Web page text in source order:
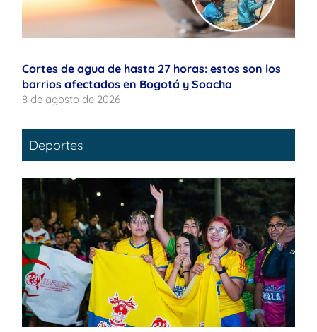
Cortes de agua de hasta 27 horas: estos son los
barrios afectados en Bogotá y Soacha
8 de agosto de 2026
Deportes